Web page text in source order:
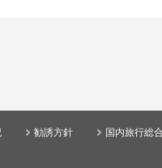
勧誘方針 国内旅行総